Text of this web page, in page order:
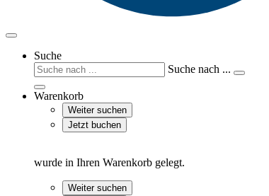
Suche
Suche nach ...
Warenkorb
Weiter suchen
Jetzt buchen
wurde in Ihren Warenkorb gelegt.
Weiter suchen